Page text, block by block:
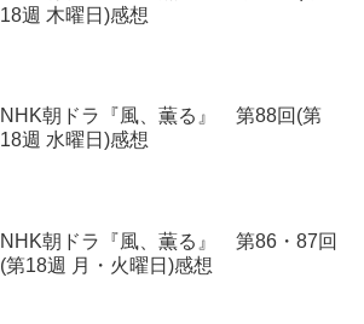
18週 木曜日)感想
NHK朝ドラ『風、薫る』 第88回(第
18週 水曜日)感想
NHK朝ドラ『風、薫る』 第86・87回
(第18週 月・火曜日)感想